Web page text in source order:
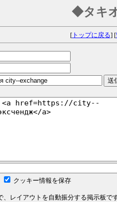
◆タキ
[トップに戻る] [
クッキー情報を保存
、レイアウトを自動振分する掲示板で